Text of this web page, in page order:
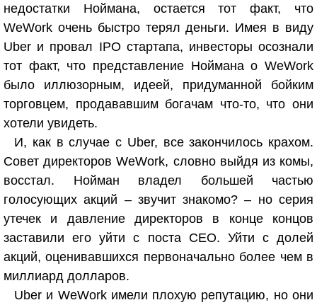
недостатки Ноймана, остается тот факт, что
WeWork очень быстро терял деньги. Имея в виду
Uber и провал IPO стартапа, инвесторы осознали
тот факт, что представление Ноймана о WeWork
было иллюзорным, идеей, придуманной бойким
торговцем, продававшим богачам что-то, что они
хотели увидеть.
И, как в случае с Uber, все закончилось крахом.
Совет директоров WeWork, словно выйдя из комы,
восстал. Нойман владел большей частью
голосующих акций – звучит знакомо? – но серия
утечек и давление директоров в конце концов
заставили его уйти с поста CEO. Уйти с долей
акций, оценивавшихся первоначально более чем в
миллиард долларов.
Uber и WeWork имели плохую репутацию, но они